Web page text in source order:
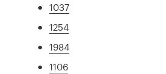
1037
1254
1984
1106